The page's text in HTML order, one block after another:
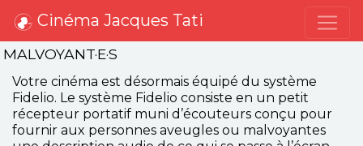
Cinéma Jacques Tati
MALVOYANT·E·S
Votre cinéma est désormais équipé du système
Fidelio. Le système Fidelio consiste en un petit
récepteur portatif muni d’écouteurs conçu pour
fournir aux personnes aveugles ou malvoyantes